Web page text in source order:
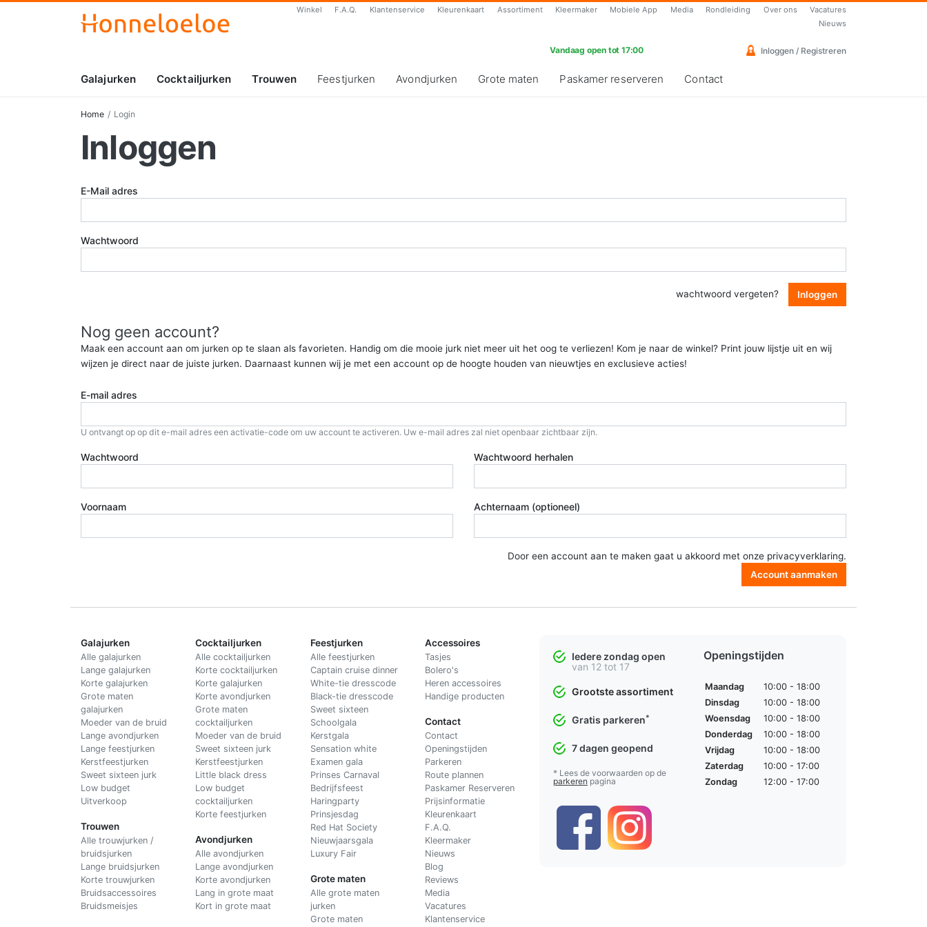
Winkel F.A.Q. Klantenservice Kleurenkaart Assortiment Kleermaker Mobiele App Media Rondleiding Over ons
Vacatures
Nieuws
Vandaag open tot 17:00 Inloggen / Registreren
Galajurken Cocktailjurken Trouwen Feestjurken Avondjurken Grote maten Paskamer reserveren Contact
Home Login
Inloggen
E-Mail adres
Wachtwoord
wachtwoord vergeten? Inloggen
Nog geen account?
Maak een account aan om jurken op te slaan als favorieten. Handig om die mooie jurk niet meer uit het oog te verliezen! Kom je naar de winkel? Print jouw lijstje uit en wij
wijzen je direct naar de juiste jurken. Daarnaast kunnen wij je met een account op de hoogte houden van nieuwtjes en exclusieve acties!
E-mail adres
U ontvangt op op dit e-mail adres een activatie-code om uw account te activeren. Uw e-mail adres zal niet openbaar zichtbaar zijn.
Wachtwoord Wachtwoord herhalen
Voornaam Achternaam (optioneel)
Door een account aan te maken gaat u akkoord met onze privacyverklaring.
Account aanmaken
Galajurken
Alle galajurken
Lange galajurken
Korte galajurken
Grote maten
galajurken
Moeder van de bruid
Lange avondjurken
Lange feestjurken
Kerstfeestjurken
Sweet sixteen jurk
Low budget
Uitverkoop
Trouwen
Alle trouwjurken /
bruidsjurken
Lange bruidsjurken
Korte trouwjurken
Bruidsaccessoires
Bruidsmeisjes
Cocktailjurken
Alle cocktailjurken
Korte cocktailjurken
Korte galajurken
Korte avondjurken
Grote maten
cocktailjurken
Moeder van de bruid
Sweet sixteen jurk
Kerstfeestjurken
Little black dress
Low budget
cocktailjurken
Korte feestjurken
Avondjurken
Alle avondjurken
Lange avondjurken
Korte avondjurken
Lang in grote maat
Kort in grote maat
Feestjurken
Alle feestjurken
Captain cruise dinner
White-tie dresscode
Black-tie dresscode
Sweet sixteen
Schoolgala
Kerstgala
Sensation white
Examen gala
Prinses Carnaval
Bedrijfsfeest
Haringparty
Prinsjesdag
Red Hat Society
Nieuwjaarsgala
Luxury Fair
Grote maten
Alle grote maten
jurken
Grote maten
Accessoires
Tasjes
Bolero's
Heren accessoires
Handige producten
Contact
Contact
Openingstijden
Parkeren
Route plannen
Paskamer Reserveren
Prijsinformatie
Kleurenkaart
F.A.Q.
Kleermaker
Nieuws
Blog
Reviews
Media
Vacatures
Klantenservice
Iedere zondag open
van 12 tot 17
Grootste assortiment
Gratis parkeren*
7 dagen geopend
* Lees de voorwaarden op de
parkeren pagina
Openingstijden
Maandag
10:00 - 18:00
Dinsdag
10:00 - 18:00
Woensdag
10:00 - 18:00
Donderdag
10:00 - 18:00
Vrijdag
10:00 - 18:00
Zaterdag
10:00 - 17:00
Zondag
12:00 - 17:00